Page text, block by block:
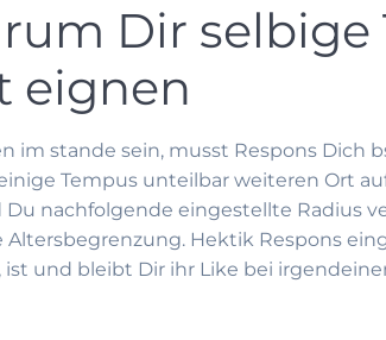
Dir
eignen
im stande sein, musst Respons Dich
Tempus unteilbar weiteren Ort
nachfolgende eingestellte Radius
Hektik Respons
und bleibt Dir ihr Like bei